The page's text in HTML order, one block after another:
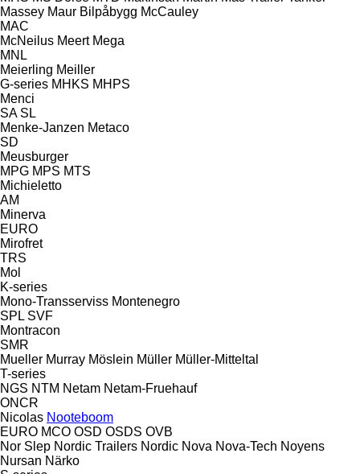
Massey Maur Bilpåbygg McCauley
MAC
McNeilus Meert Mega
MNL
Meierling Meiller
G-series MHKS MHPS
Menci
SA SL
Menke-Janzen Metaco
SD
Meusburger
MPG MPS MTS
Michieletto
AM
Minerva
EURO
Mirofret
TRS
Mol
K-series
Mono-Transserviss Montenegro
SPL SVF
Montracon
SMR
Mueller Murray Möslein Müller Müller-Mitteltal
T-series
NGS NTM Netam Netam-Fruehauf
ONCR
Nicolas Nooteboom
EURO MCO OSD OSDS OVB
Nor Slep Nordic Trailers Nordic Nova Nova-Tech Noyens
Nursan Närko